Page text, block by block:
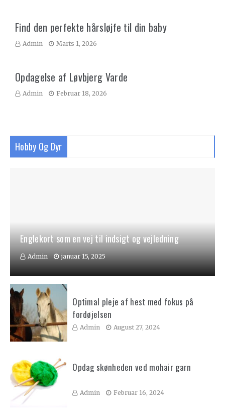
Find den perfekte hårsløjfe til din baby
Admin Marts 1, 2026
Opdagelse af Løvbjerg Varde
Admin Februar 18, 2026
Hobby Og Dyr
Englekort som en vej til indsigt og vejledning
Admin januar 15, 2025
Optimal pleje af hest med fokus på
fordøjelsen
Admin August 27, 2024
Opdag skønheden ved mohair garn
Admin Februar 16, 2024